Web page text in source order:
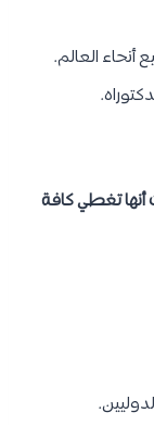
أنحاء العالم.
أنها تغطي كافة